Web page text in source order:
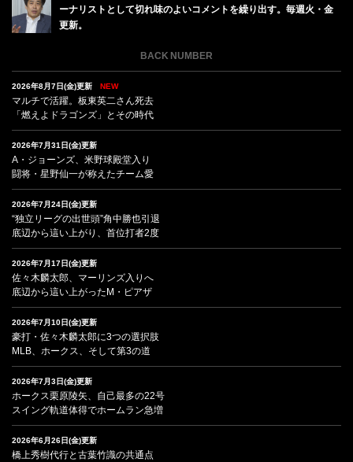
ーナリストとして切れ味のよいコメントを繰り出す。毎週火・金
更新。
BACK NUMBER
2026年8月7日(金)更新 NEW
マルチで活躍。板東英二さん死去
「燃えよドラゴンズ」とその時代
2026年7月31日(金)更新
A・ジョーンズ、米野球殿堂入り
闘将・星野仙一が称えたチーム愛
2026年7月24日(金)更新
“独立リーグの出世頭”角中勝也引退
底辺から這い上がり、首位打者2度
2026年7月17日(金)更新
佐々木麟太郎、マーリンズ入りへ
底辺から這い上がったM・ピアザ
2026年7月10日(金)更新
豪打・佐々木麟太郎に3つの選択肢
MLB、ホークス、そして第3の道
2026年7月3日(金)更新
ホークス栗原陵矢、自己最多の22号
スイング軌道体得でホームラン急増
2026年6月26日(金)更新
橋上秀樹代行と古葉竹識の共通点